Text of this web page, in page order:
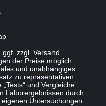
zzgl. Versand.
der Preise möglich.
und unabhängiges
zu repräsentativen
und Vergleiche
Laborergebnissen durch
Untersuchungen